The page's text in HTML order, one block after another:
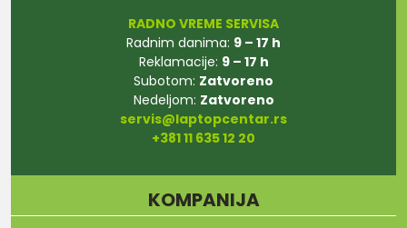
RADNO VREME SERVISA
Radnim danima: 9 – 17 h
Reklamacije: 9 – 17 h
Subotom: Zatvoreno
Nedeljom: Zatvoreno
servis@laptopcentar.rs
+381 11 635 12 20
KOMPANIJA